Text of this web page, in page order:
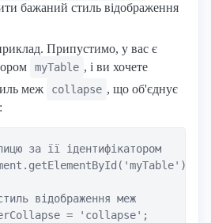
бажаний стиль відображення
Припустимо, у вас є
myTable , і ви хочете
меж
collapse , що об'єднує
за її ідентифікатором
відображення меж
= 'collapse';